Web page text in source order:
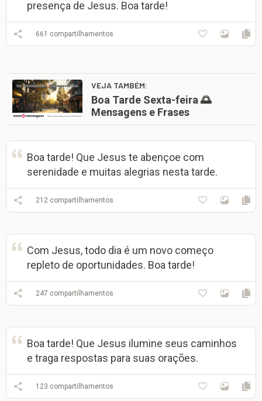
presença de Jesus. Boa tarde!
661 compartilhamentos
VEJA TAMBÉM:
Boa Tarde Sexta-feira 🌅
Mensagens e Frases
Boa tarde! Que Jesus te abençoe com
serenidade e muitas alegrias nesta tarde.
212 compartilhamentos
Com Jesus, todo dia é um novo começo
repleto de oportunidades. Boa tarde!
247 compartilhamentos
Boa tarde! Que Jesus ilumine seus caminhos
e traga respostas para suas orações.
123 compartilhamentos